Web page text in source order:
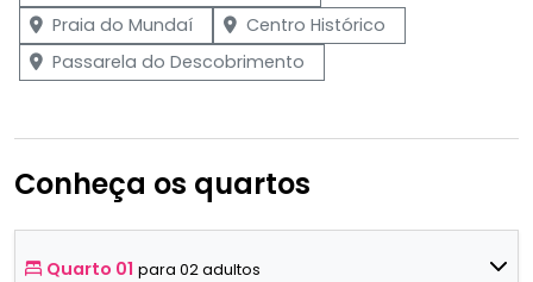
Praia do Mundaí
Centro Histórico
Passarela do Descobrimento
Conheça os quartos
Quarto 01 para 02 adultos